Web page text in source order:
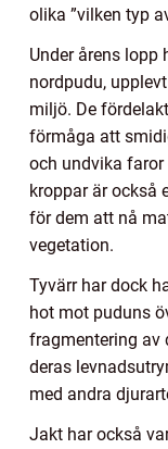
olika ”vilken typ
Under årens lopp
nordpudu,
miljö. De
förmåga att
och undvika
kroppar är också
för dem att nå
vegetation.
Tyvärr har dock
hot mot puduns
fragmentering av
deras
med andra
Jakt har också